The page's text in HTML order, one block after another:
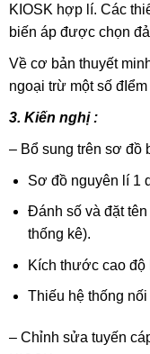
KIOSK hợp lí. Các
biến áp được chọn
Về cơ bản thuyết
ngoại trừ một số
3. Kiến nghị :
– Bổ sung trên sơ đồ
Sơ đồ nguyên lí 1
Đánh số và đặt
thống kê).
Kích thước cao độ
Thiếu hệ thống
– Chỉnh sửa tuyến